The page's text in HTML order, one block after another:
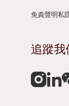
免責聲明私
追蹤我